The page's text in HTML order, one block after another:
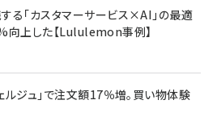
る「カスタマーサービス×AI」の最適
向上した【Lululemon事例】
ルジュ」で注文額17％増。買い物体験